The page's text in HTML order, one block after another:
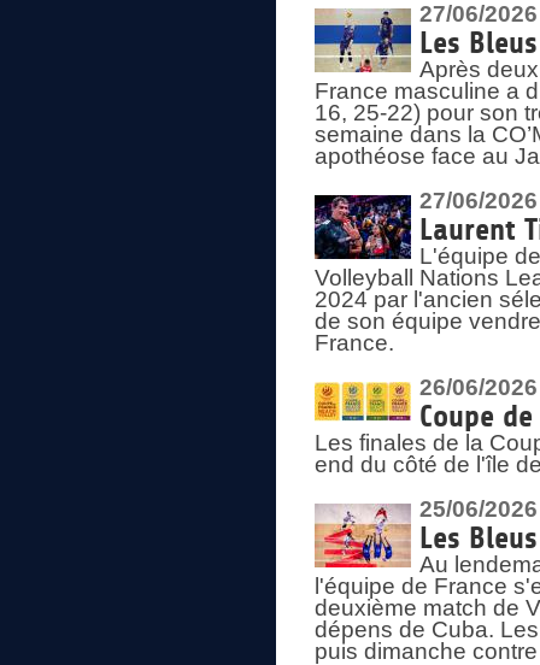
27/06/2026
Les
Après
France masculine a
16, 25-22) pour son
semaine dans la
apothéose face au
27/06/2026
Laurent
L'équipe
Volleyball Nations
2024 par l'ancien
de son équipe
France.
26/06/2026
Coupe
Les finales de la
end du côté de l'île
25/06/2026
Les
Au
l'équipe de France
deuxième match de
dépens de Cuba.
puis dimanche